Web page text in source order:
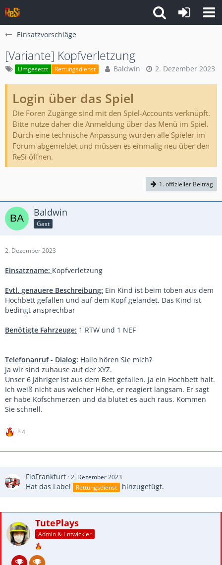
Einsatzvorschläge
[Variante] Kopfverletzung
Umgesetzt Rettungsdienst Baldwin 2. Dezember 2023
Login über das Spiel
Die Foren Zugänge sind mit den Spiel-Accounts verknüpft.
Bitte nutze daher die Anmeldung über das Menü im Spiel.
Durch eine technische Anpassung wurden alle Spieler im
Forum abgemeldet und müssen es einmalig neu über den
ReSi öffnen.
1. offizieller Beitrag
Baldwin
Gast
2. Dezember 2023
Einsatzname: Kopfverletzung
Evtl. genauere Beschreibung: Ein Kind ist beim toben aus dem
Hochbett gefallen und auf dem Kopf gelandet. Das Kind ist
bedingt ansprechbar
Benötigte Fahrzeuge: 1 RTW und 1 NEF
Telefonanruf - Dialog: Hallo hören Sie mich?
Ja wir sind zuhause auf der XYZ.
Unser 6 Jähriger ist aus dem Bett gefallen. Ja ein Hochbett halt.
Ich weiß nicht aus welcher Höhe, er reagiert langsam. Er sagt
er habe Kofschmerzen und da blutet es auch raus. Kommen
Sie schnell.
4
FloFrankfurt 2. Dezember 2023
Hat das Label Rettungsdienst hinzugefügt.
TutePlays
Admin & Entwickler